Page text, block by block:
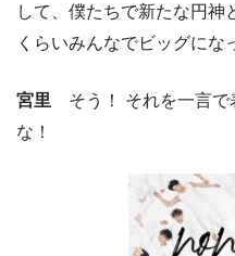
して、僕たちで新たな円神
くらいみんなでビッグにな
宮里 そう！ それを一言で
な！